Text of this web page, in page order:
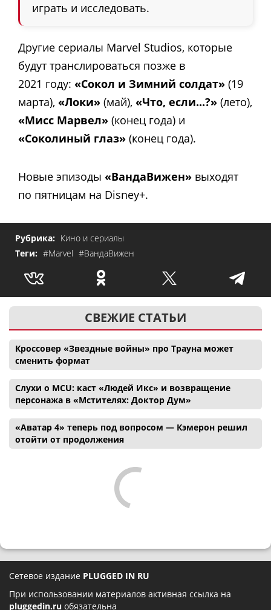
играть и исследовать.
Другие сериалы Marvel Studios, которые
будут транслироваться позже в
2021 году: «Сокол и Зимний солдат» (19
марта), «Локи» (май), «Что, если...?» (лето),
«Мисс Марвел» (конец года) и
«Соколиный глаз» (конец года).
Новые эпизоды «ВандаВижен» выходят
по пятницам на Disney+.
Рубрика: Кино и сериалы
Теги: #Marvel #ВандаВижен
СВЕЖИЕ СТАТЬИ
Кроссовер «Звездные войны» про Трауна может
сменить формат
Слухи о MCU: каст «Людей Икс» и возвращение
персонажа в «Мстителях: Доктор Дум»
«Аватар 4» теперь под вопросом — Кэмерон решил
отойти от продолжения
Сетевое издание PLUGGED IN RU
При использовании материалов активная ссылка на
pluggedin.ru обязательна